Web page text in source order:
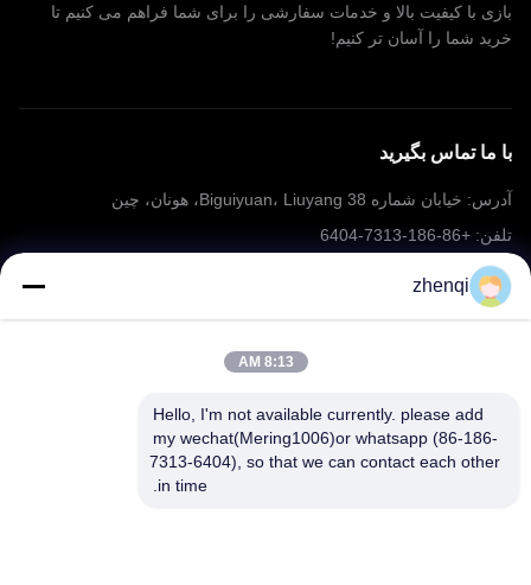
بازی با کیفیت بالا و خدمات سفارشی را برای شما فراهم می کنیم تا
خرید شما را آسان تر کنیم!
با ما تماس بگیرید
آدرس: خیابان شماره 38 Biguiyuan، Liuyang، هونان، چین
تلفن: +86-186-7313-6404
ایمیل: mering@mandarinfireworks.com
zhenqi
8:13 AM
Hello, I'm not available currently. please add
my wechat(Mering1006)or whatsapp (86-186-
7313-6404), so that we can contact each other
in time.